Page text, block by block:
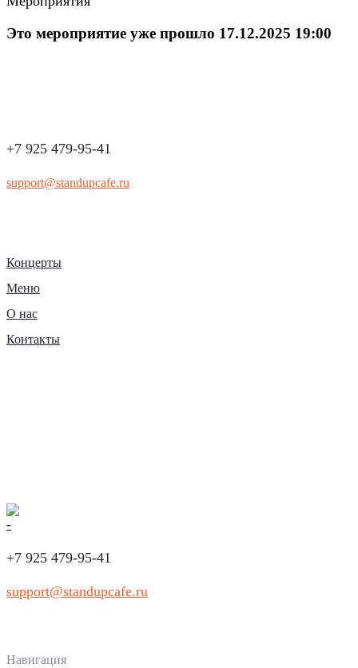
Это мероприятие уже прошло 17.12.2025 19:00
+7 925 479-95-41
support@standupcafe.ru
Концерты
Меню
О нас
Контакты
+7 925 479-95-41
support@standupcafe.ru
Навигация